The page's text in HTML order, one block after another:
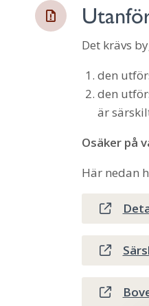
Det krävs
den
den
är
Osäker på
Här nedan